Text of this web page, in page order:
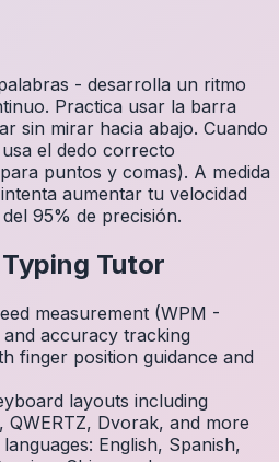
- desarrolla un ritmo
Practica usar la barra
sin mirar hacia abajo. Cuando
el dedo correcto
puntos y comas). A medida
aumentar tu velocidad
95% de precisión.
Tutor
measurement (WPM -
accuracy tracking
finger position guidance and
layouts including
QWERTZ, Dvorak, and more
English, Spanish,